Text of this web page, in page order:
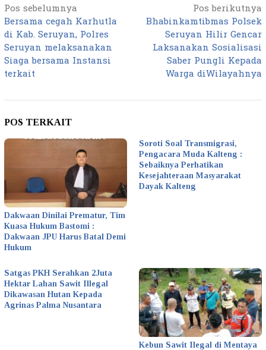
Navigasi
pos
Pos sebelumnya
Bersama cegah Karhutla
di Kab. Seruyan, Polres
Seruyan melaksanakan
Siaga bersama Instansi
terkait
Pos berikutnya
Bhabinkamtibmas Polsek
Seruyan Hilir Gencar
Laksanakan Sosialisasi
Saber Pungli Kepada
Warga diWilayahnya
POS TERKAIT
Dakwaan Dinilai Prematur, Tim
Kuasa Hukum Bastomi :
Dakwaan JPU Harus Batal Demi
Hukum
Soroti Soal Transmigrasi,
Pengacara Muda Kalteng :
Sebaiknya Perhatikan
Kesejahteraan Masyarakat
Dayak Kalteng
Satgas PKH Serahkan 2Juta
Hektar Lahan Sawit Illegal
Dikawasan Hutan Kepada
Agrinas Palma Nusantara
Kebun Sawit Ilegal di Mentaya